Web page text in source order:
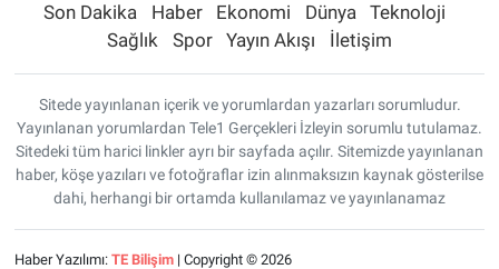
Son Dakika Haber Ekonomi Dünya
Teknoloji
Sağlık
Spor Yayın Akışı İletişim
Sitede yayınlanan içerik ve yorumlardan yazarları sorumludur.
Yayınlanan yorumlardan Tele1 Gerçekleri İzleyin sorumlu tutulamaz.
Sitedeki tüm harici linkler ayrı bir sayfada açılır. Sitemizde yayınlanan
haber, köşe yazıları ve fotoğraflar izin alınmaksızın kaynak gösterilse
dahi, herhangi bir ortamda kullanılamaz ve yayınlanamaz
Haber Yazılımı: TE Bilişim| Copyright © 2026